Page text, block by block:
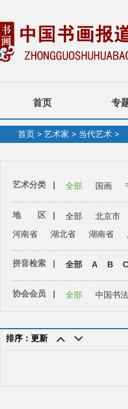
首页 专
首页 > 艺术家 > 当代艺术 >
艺术分类 | 全部 国画
地 区 | 全部 北京市
河南省
湖北省 湖南省
拼音检索 | 全部 A B C
协会会员 | 全部 中国书
排序：更新